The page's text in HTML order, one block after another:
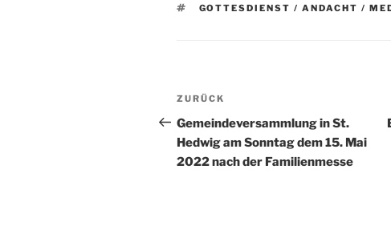
SCHLAGWÖRTER
GOTTESDIENST / ANDACHT /
Beitragsnavigation
Vorheriger
Beitrag
ZURÜCK
Gemeindeversammlung in St.
Hedwig am Sonntag dem 15. Mai
2022 nach der Familienmesse